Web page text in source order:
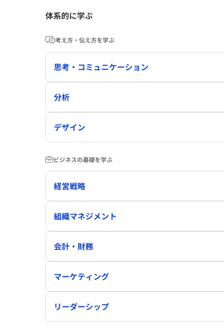
体系的に学ぶ
考え方・伝え方を学ぶ
思考・コミュニケーション
分析
デザイン
ビジネスの基礎を学ぶ
経営戦略
組織マネジメント
会計・財務
マーケティング
リーダーシップ